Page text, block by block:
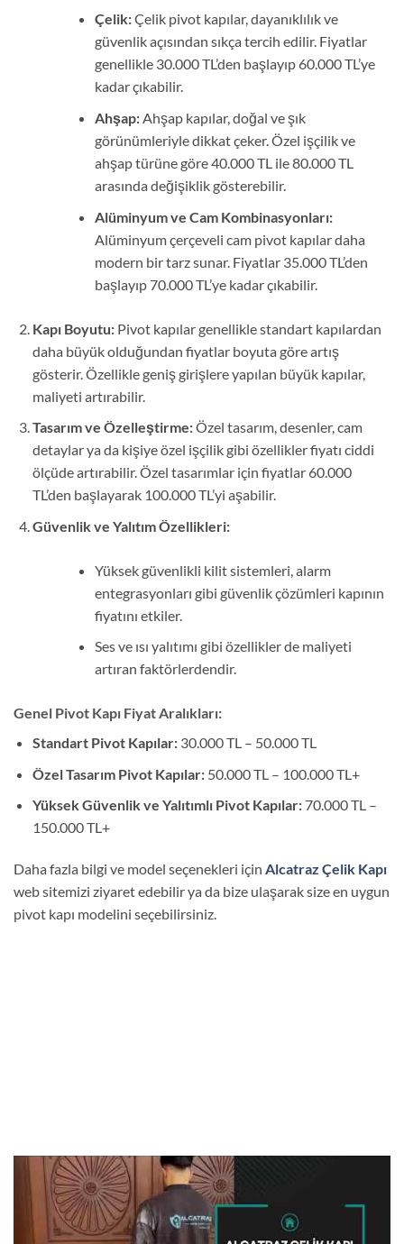
Çelik:Çelik pivot kapılar, dayanıklılık ve
güvenlik açısından sıkça tercih edilir. Fiyatlar
genellikle 30.000 TL’den başlayıp 60.000 TL’ye
kadar çıkabilir.
Ahşap:Ahşap kapılar, doğal ve şık
görünümleriyle dikkat çeker. Özel işçilik ve
ahşap türüne göre 40.000 TL ile 80.000 TL
arasında değişiklik gösterebilir.
Alüminyum ve Cam Kombinasyonları:
Alüminyum çerçeveli cam pivot kapılar daha
modern bir tarz sunar. Fiyatlar 35.000 TL’den
başlayıp 70.000 TL’ye kadar çıkabilir.
Kapı Boyutu:Pivot kapılar genellikle standart kapılardan
daha büyük olduğundan fiyatlar boyuta göre artış
gösterir. Özellikle geniş girişlere yapılan büyük kapılar,
maliyeti artırabilir.
Tasarım ve Özelleştirme:Özel tasarım, desenler, cam
detaylar ya da kişiye özel işçilik gibi özellikler fiyatı ciddi
ölçüde artırabilir. Özel tasarımlar için fiyatlar 60.000
TL’den başlayarak 100.000 TL’yi aşabilir.
Güvenlik ve Yalıtım Özellikleri:
Yüksek güvenlikli kilit sistemleri, alarm
entegrasyonları gibi güvenlik çözümleri kapının
fiyatını etkiler.
Ses ve ısı yalıtımı gibi özellikler de maliyeti
artıran faktörlerdendir.
Genel Pivot Kapı Fiyat Aralıkları:
Standart Pivot Kapılar:30.000 TL – 50.000 TL
Özel Tasarım Pivot Kapılar:50.000 TL – 100.000 TL+
Yüksek Güvenlik ve Yalıtımlı Pivot Kapılar:70.000 TL –
150.000 TL+
Daha fazla bilgi ve model seçenekleri için Alcatraz Çelik Kapı
web sitemizi ziyaret edebilir ya da bize ulaşarak size en uygun
pivot kapı modelini seçebilirsiniz.